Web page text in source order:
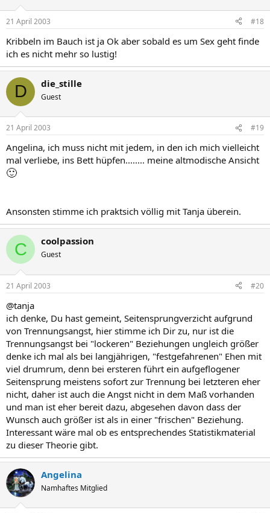
21 April 2003 #18
Kribbeln im Bauch ist ja Ok aber sobald es um Sex geht finde
ich es nicht mehr so lustig!
D die_stille
Guest
21 April 2003 #19
Angelina, ich muss nicht mit jedem, in den ich mich vielleicht
mal verliebe, ins Bett hüpfen........ meine altmodische Ansicht
🙂
Ansonsten stimme ich praktsich völlig mit Tanja überein.
C coolpassion
Guest
21 April 2003 #20
@tanja
ich denke, Du hast gemeint, Seitensprungverzicht aufgrund
von Trennungsangst, hier stimme ich Dir zu, nur ist die
Trennungsangst bei "lockeren" Beziehungen ungleich größer
denke ich mal als bei langjährigen, "festgefahrenen" Ehen mit
viel drumrum, denn bei ersteren führt ein aufgeflogener
Seitensprung meistens sofort zur Trennung bei letzteren eher
nicht, daher ist auch die Angst nicht in dem Maß vorhanden
und man ist eher bereit dazu, abgesehen davon dass der
Wunsch auch größer ist als in einer "frischen" Beziehung.
Interessant wäre mal ob es entsprechendes Statistikmaterial
zu dieser Theorie gibt.
Angelina
Namhaftes Mitglied